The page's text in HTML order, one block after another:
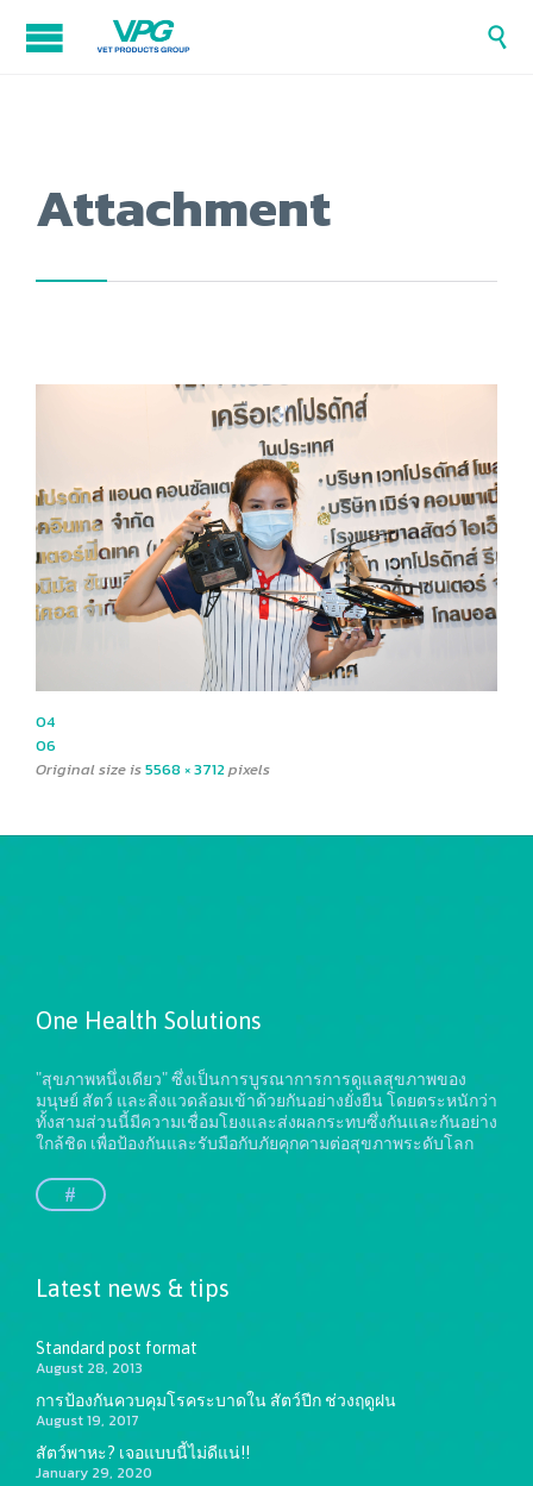

Attachment
04
06
Original size is5568 × 3712pixels
One Health Solutions
"สุขภาพหนึ่งเดียว" ซึ่งเป็นการบูรณาการการดูแลสุขภาพของ
มนุษย์ สัตว์ และสิ่งแวดล้อมเข้าด้วยกันอย่างยั่งยืนโดยตระหนักว่า
ทั้งสามส่วนนี้มีความเชื่อมโยงและส่งผลกระทบซึ่งกันและกันอย่าง
ใกล้ชิด เพื่อป้องกันและรับมือกับภัยคุกคามต่อสุขภาพระดับโลก
#
Latest news & tips
Standard post format
August 28, 2013
การป้องกันควบคุมโรคระบาดใน สัตว์ปีก ช่วงฤดูฝน
August 19, 2017
สัตว์พาหะ? เจอแบบนี้ไม่ดีแน่!!
January 29, 2020